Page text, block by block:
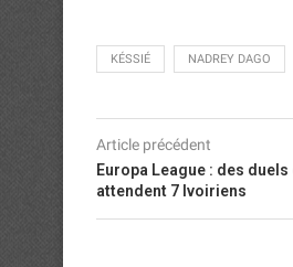
KÉSSIÉ NADREY DAGO
Article précédent
Europa League : des
attendent 7 Ivoiriens